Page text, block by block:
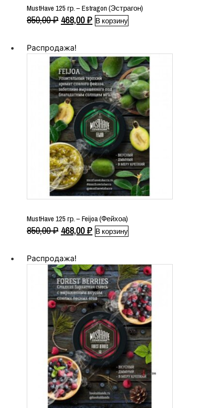
MustHave 125 гр. – Estragon (Эстрагон)
850,00₽ Первоначальная
составляла
850,00 ₽.
468,00₽Текущая
В корзину
Распродажа!
MustHave 125 гр. – Feijoa (Фейхоа)
850,00₽ Первоначальная
составляла
850,00 ₽.
468,00₽Текущая
В корзину
Распродажа!